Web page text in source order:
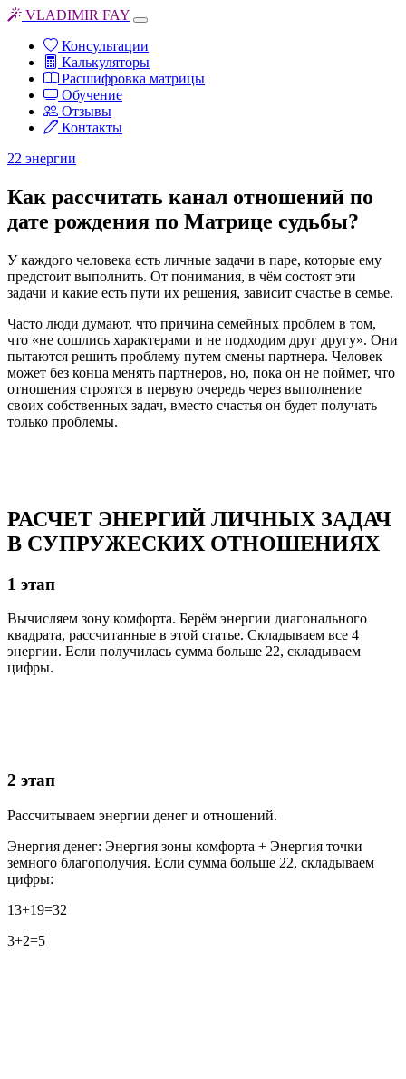
VLADIMIR FAY
Консультации
Калькуляторы
Расшифровка матрицы
Обучение
Отзывы
Контакты
22 энергии
Как рассчитать канал отношений по
дате рождения по Матрице судьбы?
У каждого человека есть личные задачи в паре, которые ему
предстоит выполнить. От понимания, в чём состоят эти
задачи и какие есть пути их решения, зависит счастье в семье.
Часто люди думают, что причина семейных проблем в том,
что «не сошлись характерами и не подходим друг другу». Они
пытаются решить проблему путем смены партнера. Человек
может без конца менять партнеров, но, пока он не поймет, что
отношения строятся в первую очередь через выполнение
своих собственных задач, вместо счастья он будет получать
только проблемы.
РАСЧЕТ ЭНЕРГИЙ ЛИЧНЫХ ЗАДАЧ
В СУПРУЖЕСКИХ ОТНОШЕНИЯХ
1 этап
Вычисляем зону комфорта. Берём энергии диагонального
квадрата, рассчитанные в этой статье. Складываем все 4
энергии. Если получилась сумма больше 22, складываем
цифры.
2 этап
Рассчитываем энергии денег и отношений.
Энергия денег: Энергия зоны комфорта + Энергия точки
земного благополучия. Если сумма больше 22, складываем
цифры:
13+19=32
3+2=5